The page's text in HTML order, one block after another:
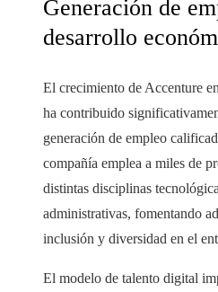
Generación de
desarrollo
El crecimiento de Accenture
ha contribuido
generación de empleo
compañía emplea a miles de
distintas disciplinas
administrativas, fomentando
inclusión y diversidad en el
El modelo de talento digital